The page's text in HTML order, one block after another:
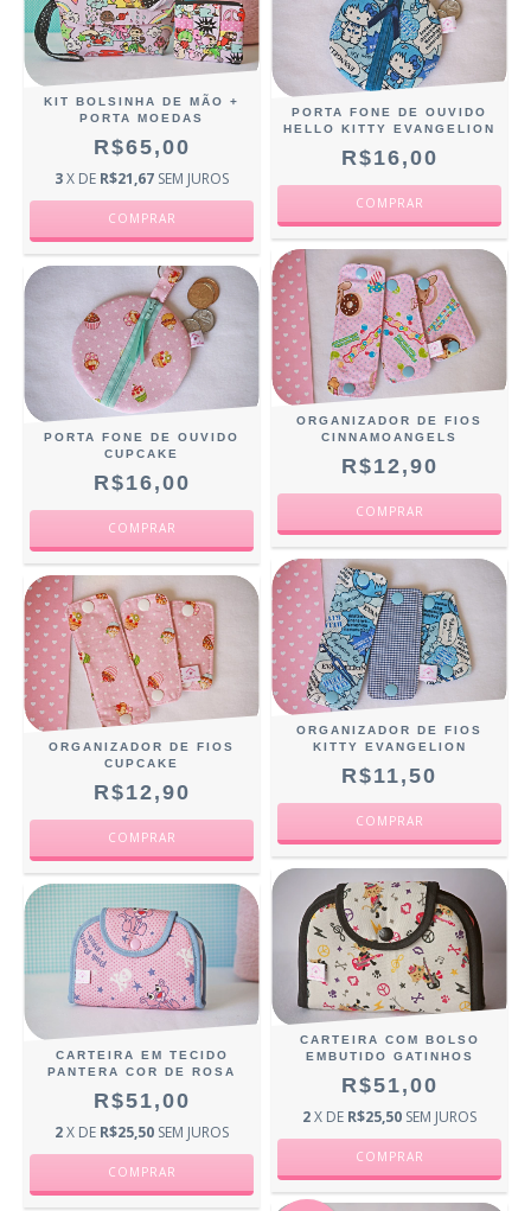
KIT BOLSINHA DE MÃO +
PORTA MOEDAS
R$65,00
3X DE R$21,67 SEM JUROS
PORTA FONE DE OUVIDO
HELLO KITTY EVANGELION
R$16,00
PORTA FONE DE OUVIDO
CUPCAKE
R$16,00
ORGANIZADOR DE FIOS
CINNAMOANGELS
R$12,90
ORGANIZADOR DE FIOS
CUPCAKE
R$12,90
ORGANIZADOR DE FIOS
KITTY EVANGELION
R$11,50
CARTEIRA EM TECIDO
PANTERA COR DE ROSA
R$51,00
2X DE R$25,50 SEM JUROS
CARTEIRA COM BOLSO
EMBUTIDO GATINHOS
R$51,00
2X DE R$25,50 SEM JUROS